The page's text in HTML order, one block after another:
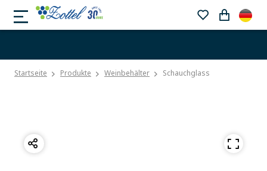
Startseite Produkte Weinbehälter Schauchglass